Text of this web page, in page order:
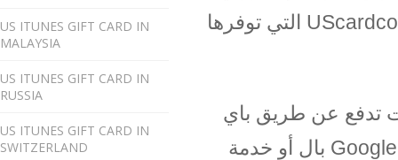
US ITUNES GIFT CARD IN
MALAYSIA
US ITUNES GIFT CARD IN
RUSSIA
US ITUNES GIFT CARD IN
SWITZERLAND
التي توفرها UScardcode. مع هذه الخدمة، يمكنك التسوق بشكل مريح من ألمانيا
تدفع عن طريق باي
بال أو خدمة Google Checkout، كنت على الاطلاق sichervor الحيل الانترنت!.